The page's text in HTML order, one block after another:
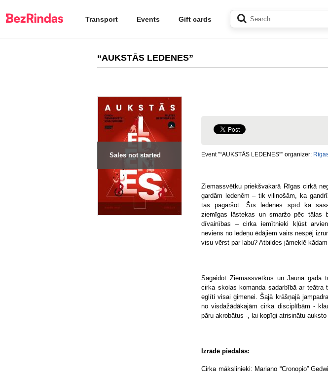
Transport Events Gift cards
“AUKSTĀS LEDENES”
Sales not started Event "“AUKSTĀS LEDENES”" organizer:
Ziemassvētku priekšvakarā Rīgas cirkā
gardām ledenēm – tik vilinošām, ka
tās pagaršot. Šīs ledenes spīd kā
ziemīgas lāstekas un smaržo pēc tālas
dīvainības – cirka iemītnieki kļūst
neviens no ledeņu ēdājiem vairs nespēj
visu vērst par labu? Atbildes jāmeklē
Sagaidot Ziemassvētkus un Jaunā gada
cirka skolas komanda sadarbībā ar teātra
eglīti visai ģimenei. Šajā krāšņajā
no visdažādākajām cirka disciplībām -
pāru akrobātus -, lai kopīgi atrisinātu auksto
Izrādē piedalās:
Cirka mākslinieki: Mariano “Cronopio”